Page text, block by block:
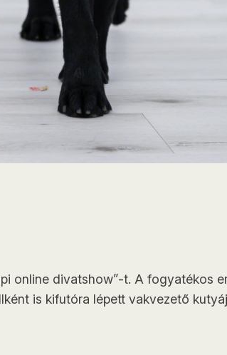
online divatshow”-t. A fogyatékos
is kifutóra lépett vakvezető